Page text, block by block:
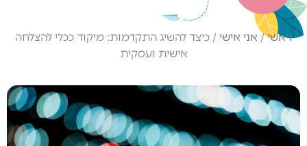
ראשי/ אני אישי / כיצד להשיג התקדמות: מיקוד ככלי להצלחה
אישית ועסקית